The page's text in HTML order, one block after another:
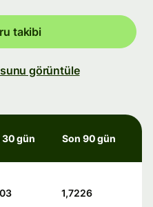
takibi
görüntüle
30 gün Son 90 gün
1,7226